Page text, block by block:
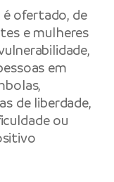
ofertado, de
e mulheres
em
de liberdade,
ou